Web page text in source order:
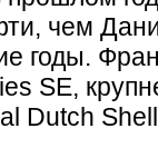
чем
годы.
SE,
Dutch